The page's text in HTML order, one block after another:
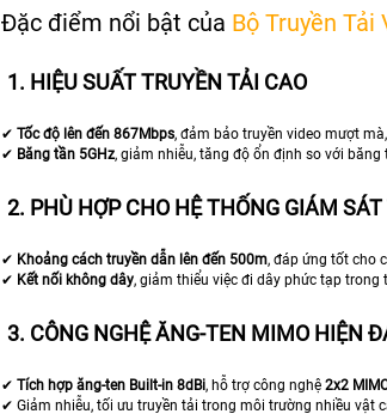
Đặc điểm nổi bật của Bộ Truyền Tải
1. HIỆU SUẤT TRUYỀN TẢI CAO
✔ Tốc độ lên đến 867Mbps, đảm bảo truyền video mượt
✔ Băng tần 5GHz, giảm nhiễu, tăng độ ổn định so với băng
2. PHÙ HỢP CHO HỆ THỐNG GIÁM
✔ Khoảng cách truyền dẫn lên đến 500m, đáp ứng tốt cho
✔ Kết nối không dây, giảm thiểu việc đi dây phức tạp trong
3. CÔNG NGHỆ ĂNG-TEN MIMO HIỆN
✔ Tích hợp ăng-ten Built-in 8dBi, hỗ trợ công nghệ 2x2
✔ Giảm nhiễu, tối ưu truyền tải trong môi trường nhiều vật